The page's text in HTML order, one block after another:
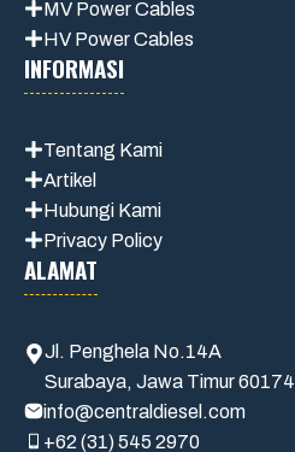
MV Power Cables
HV Power Cables
INFORMASI
Tentang Kami
Artikel
Hubungi Kami
Privacy Policy
ALAMAT
Jl. Penghela No.14A
Surabaya, Jawa Timur 60174
info@centraldiesel.com
+62 (31) 545 2970